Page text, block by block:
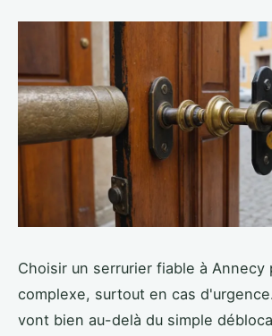
Choisir un serrurier fiable à Annecy
complexe, surtout en cas
vont bien au-delà du simple